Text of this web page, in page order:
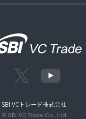
SBI VCトレード株式会社
© SBI VC Trade Co., Ltd.